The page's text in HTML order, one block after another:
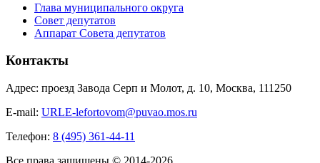
Глава муниципального округа
Совет депутатов
Аппарат Совета депутатов
Контакты
Адрес: проезд Завода Серп и Молот, д. 10, Москва, 111250
E-mail: URLE-lefortovom@puvao.mos.ru
Телефон: 8 (495) 361-44-11
Все права защищены © 2014-2026